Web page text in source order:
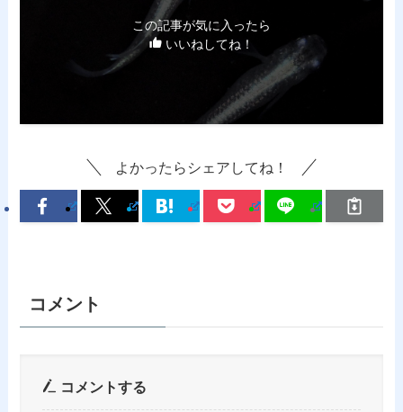
この記事が気に入ったら
いいねしてね！
よかったらシェアしてね！
コメント
コメントする